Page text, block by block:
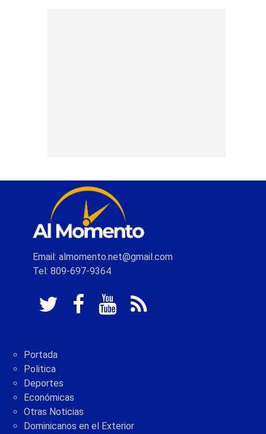
Email: almomento.net@gmail.com
Tel: 809-697-9364
Portada
Politica
Deportes
Económicas
Otras Noticias
Dominicanos en el Exterior